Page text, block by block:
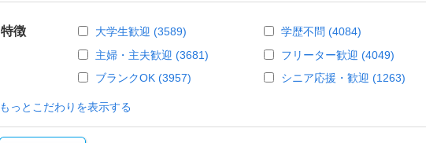
特徴 大学生歓迎 (3589)
学歴不問 (4084)
主婦・主夫歓迎 (3681)
フリーター歓迎 (4049)
ブランクOK (3957)
シニア応援・歓迎 (1263)
もっとこだわりを表示する